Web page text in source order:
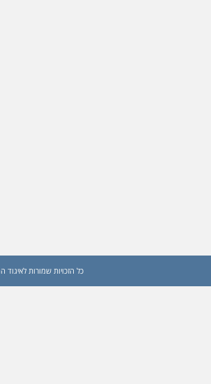
כל הזכויות שמורות לאיגוד